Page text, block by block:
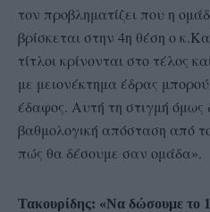
τον προβληματίζει που η
βρίσκεται στην 4η θέση ο
τίτλοι κρίνονται στο τέλος
με μειονέκτημα έδρας
έδαφος. Αυτή τη στιγμή όμως
βαθμολογική απόσταση από
πώς θα δέσουμε σαν ομάδα».
Τακουρίδης: «Να δώσουμε το